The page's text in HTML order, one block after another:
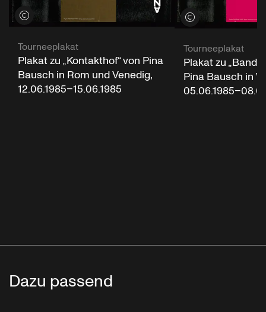
Credits öffnen
Tourneeplakat
Plakat zu „Kontakthof“ von Pina
Bausch in Rom und Venedig,
12.06.1985–15.06.1985
Credits öffnen
Tourneeplakat
Plakat zu
Pina Bausch in
Dazu passend